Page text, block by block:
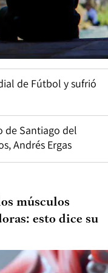
de Fútbol y sufrió
de Santiago del
Andrés Ergas
músculos
esto dice su